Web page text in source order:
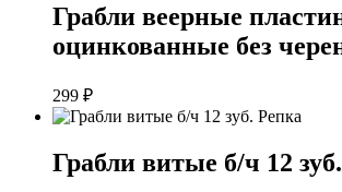
Грабли веерные
оцинкованные без
299 ₽
Грабли витые б/ч 12